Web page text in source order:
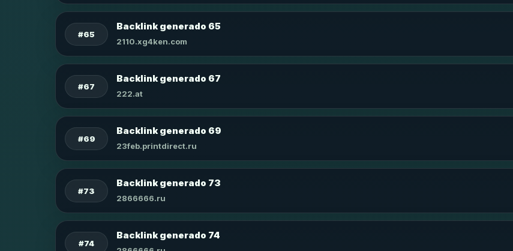
#65
Backlink generado 65
2110.xg4ken.com
#67
Backlink generado 67
222.at
#69
Backlink generado 69
23feb.printdirect.ru
#73
Backlink generado 73
2866666.ru
#74
Backlink generado 74